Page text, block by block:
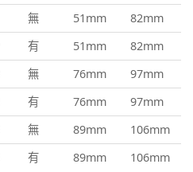
無 51mm
82mm
有 51mm
82mm
無 76mm
97mm
有 76mm
97mm
無 89mm
106mm
有 89mm 106mm